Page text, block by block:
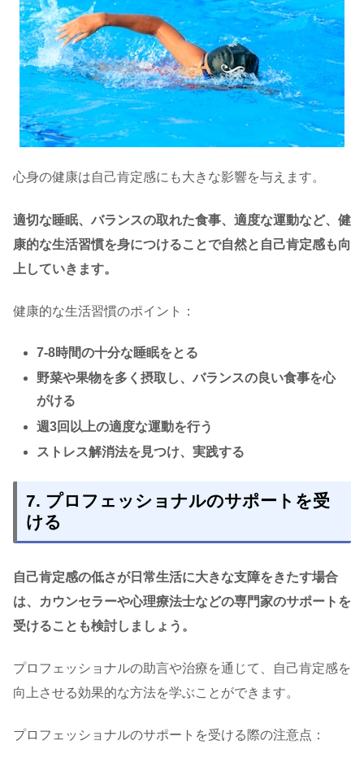
心身の健康は自己肯定感にも大きな影響を与えます。
適切な睡眠、バランスの取れた食事、適度な運動など、健
康的な生活習慣を身につけることで自然と自己肯定感も向
上していきます。
健康的な生活習慣のポイント：
7-8時間の十分な睡眠をとる
野菜や果物を多く摂取し、バランスの良い食事を心
がける
週3回以上の適度な運動を行う
ストレス解消法を見つけ、実践する
7. プロフェッショナルのサポートを受
ける
自己肯定感の低さが日常生活に大きな支障をきたす場合
は、カウンセラーや心理療法士などの専門家のサポートを
受けることも検討しましょう。
プロフェッショナルの助言や治療を通じて、自己肯定感を
向上させる効果的な方法を学ぶことができます。
プロフェッショナルのサポートを受ける際の注意点：